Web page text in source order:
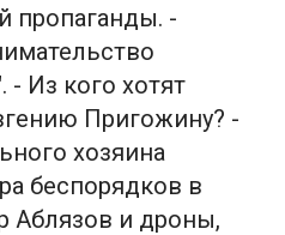
пропаганды. -
Из кого хотят
Пригожину? -
хозяина
беспорядков в
Аблязов и дроны,